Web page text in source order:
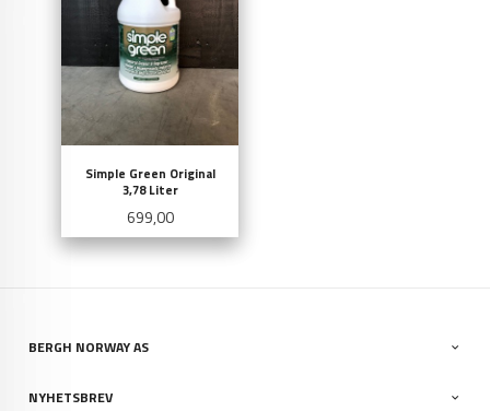
Simple Green Original
3,78 Liter
Pris
699,00
BERGH NORWAY AS
NYHETSBREV